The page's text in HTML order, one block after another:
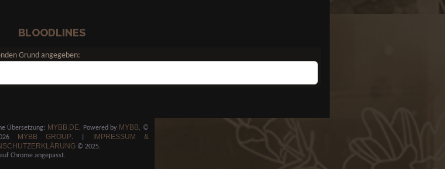
BLOODLINES
Grund angegeben:
Übersetzung: MYBB.DE, Powered by MYBB, ©
MYBB GROUP.
IMPRESSUM &
© 2025.
Chrome angepasst.